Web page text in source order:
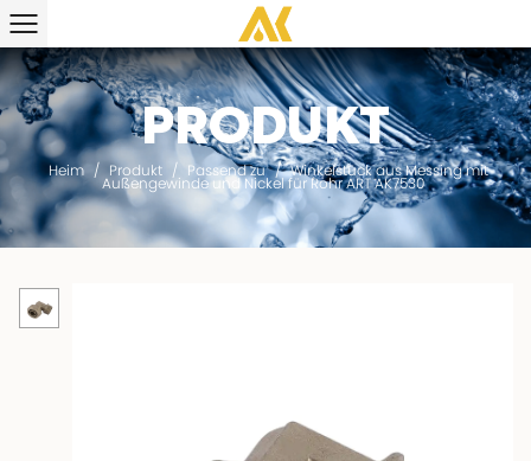
Produkt
Heim / Produkt / Passend zu / Winkelstück aus Messing mit
Außengewinde und Nickel für Rohr ART AK7530